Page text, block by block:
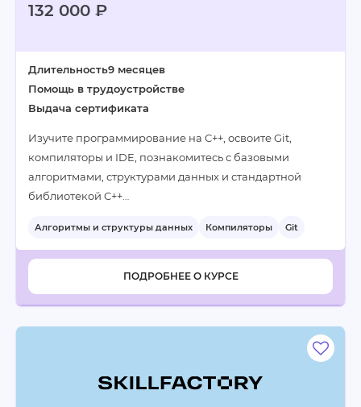
132 000 ₽
Длительность9 месяцев
Помощь в трудоустройстве
Выдача сертификата
Изучите программирование на C++, освоите Git,
компиляторы и IDE, познакомитесь с базовыми
алгоритмами, структурами данных и стандартной
библиотекой C++…
Алгоритмы и структуры данных Компиляторы Git
ПОДРОБНЕЕ О КУРСЕ